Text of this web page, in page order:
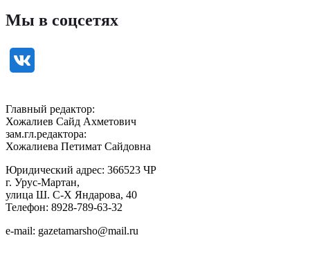
Мы в соцсетях
Главный редактор:
Хожалиев Сайд Ахметович
зам.гл.редактора:
Хожалиева Петимат Сайдовна
Юридический адрес: 366523 ЧР
г. Урус-Мартан,
улица Ш. С-Х Яндарова, 40
Телефон: 8928-789-63-32
e-mail: gazetamarsho@mail.ru